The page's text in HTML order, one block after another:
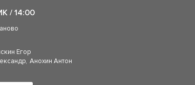
/ 14:00
Егор
, Анохин Антон